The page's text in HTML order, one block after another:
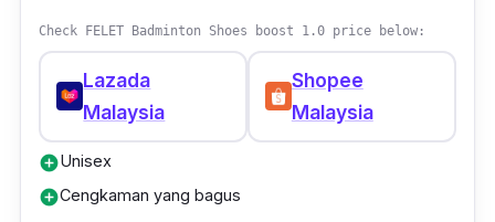
Check FELET Badminton Shoes boost 1.0 price below:
Lazada
Malaysia
Shopee
Malaysia
add_circleUnisex
add_circleCengkaman yang bagus